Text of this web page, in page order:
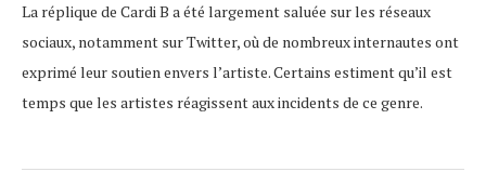
La réplique de Cardi B a été largement saluée sur les réseaux
sociaux, notamment sur Twitter, où de nombreux internautes ont
exprimé leur soutien envers l’artiste. Certains estiment qu’il est
temps que les artistes réagissent aux incidents de ce genre.